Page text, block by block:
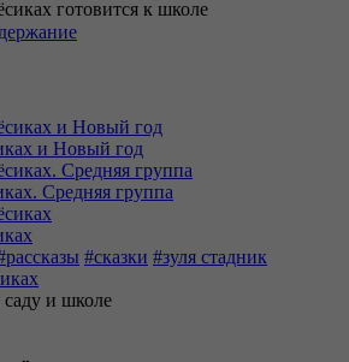
и Новый год
Средняя группа
#сказки #зуля стадник
саду и школе